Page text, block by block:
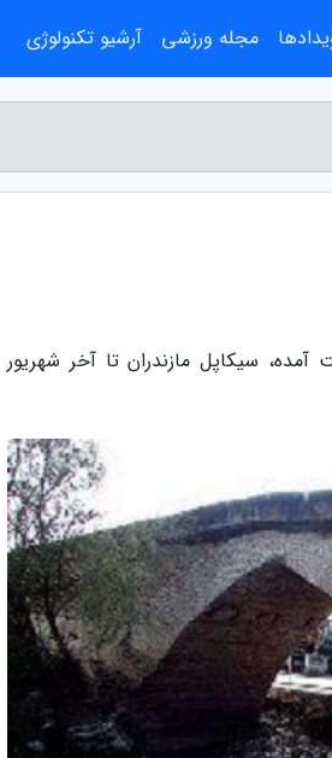
سیکاپل مازندران تا آخر شهریور
مجله ورزشی آرشیو تکنولوژی